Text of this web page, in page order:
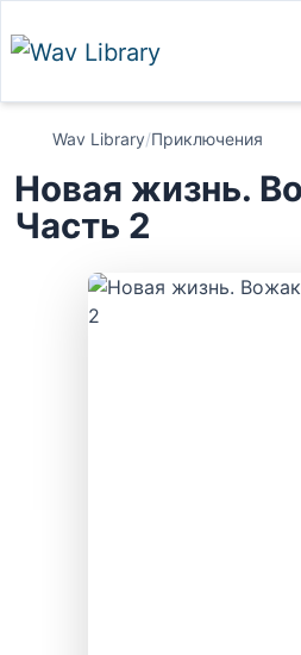
Wav Library/Приключения
Новая жизнь.
Часть 2